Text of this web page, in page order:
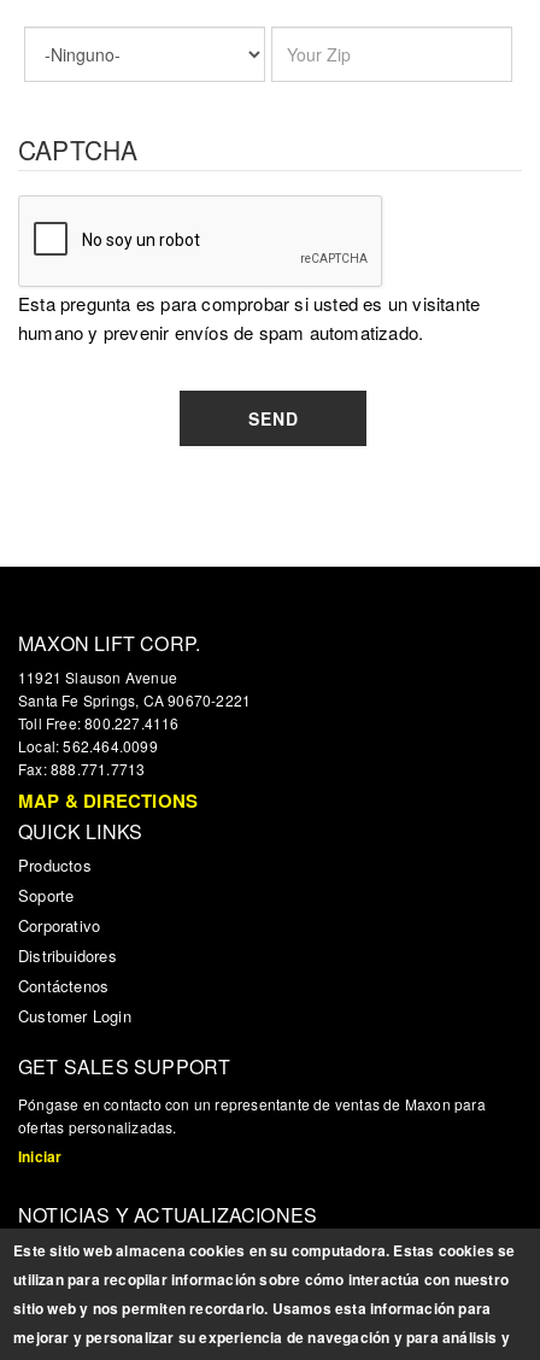
CAPTCHA
Esta pregunta es para comprobar si usted es un visitante
humano y prevenir envíos de spam automatizado.
SEND
MAXON LIFT CORP.
11921 Slauson Avenue
Santa Fe Springs, CA 90670-2221
Toll Free: 800.227.4116
Local: 562.464.0099
Fax: 888.771.7713
MAP & DIRECTIONS
QUICK LINKS
Productos
Soporte
Corporativo
Distribuidores
Contáctenos
Customer Login
GET SALES SUPPORT
Póngase en contacto con un representante de ventas de Maxon para
ofertas personalizadas.
Iniciar
NOTICIAS Y ACTUALIZACIONES
Regístrese para obtener actualizaciones, noticias e información
relacionada con los productos
Registrarse
BROCHURES
Este sitio web almacena cookies en su computadora. Estas cookies se
utilizan para recopilar información sobre cómo interactúa con nuestro
sitio web y nos permiten recordarlo. Usamos esta información para
mejorar y personalizar su experiencia de navegación y para análisis y